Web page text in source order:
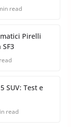
read
Pirelli
SUV: Test e
read